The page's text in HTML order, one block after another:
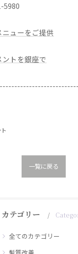
5980
ューをご提供
トを銀座で
一覧に戻る
カテゴリー
全てのカテゴリー